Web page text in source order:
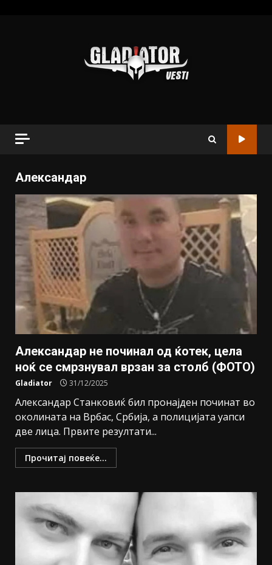
Александар
Александар не починал од ќотек, цела
ноќ се смрзнувал врзан за столб (ФОТО)
Gladiator 31/12/2025
Александар Станковиќ бил пронајден починат во
околината на Врбас, Србија, а полицијата уапси
две лица. Првите резултати...
Прочитај повеќе...